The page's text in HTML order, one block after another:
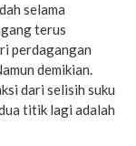
selama
terus
perdagangan
demikian.
dari selisih suku
titik lagi adalah